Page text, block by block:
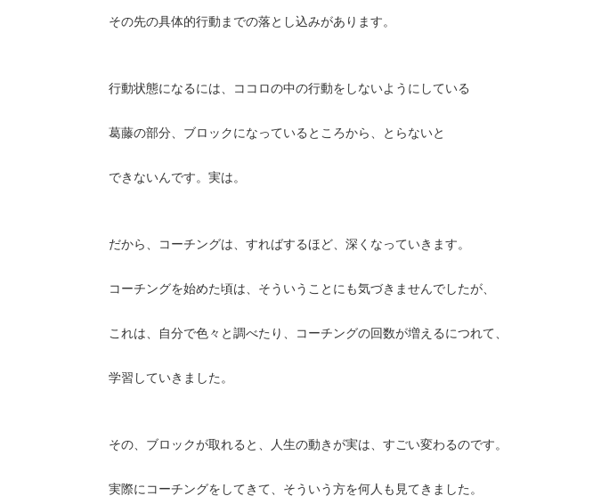
その先の具体的行動までの落とし込みがあります。
行動状態になるには、ココロの中の行動をしないようにしている
葛藤の部分、ブロックになっているところから、とらないと
できないんです。実は。
だから、コーチングは、すればするほど、深くなっていきます。
コーチングを始めた頃は、そういうことにも気づきませんでしたが、
これは、自分で色々と調べたり、コーチングの回数が増えるにつれて、
学習していきました。
その、ブロックが取れると、人生の動きが実は、すごい変わるのです。
実際にコーチングをしてきて、そういう方を何人も見てきました。